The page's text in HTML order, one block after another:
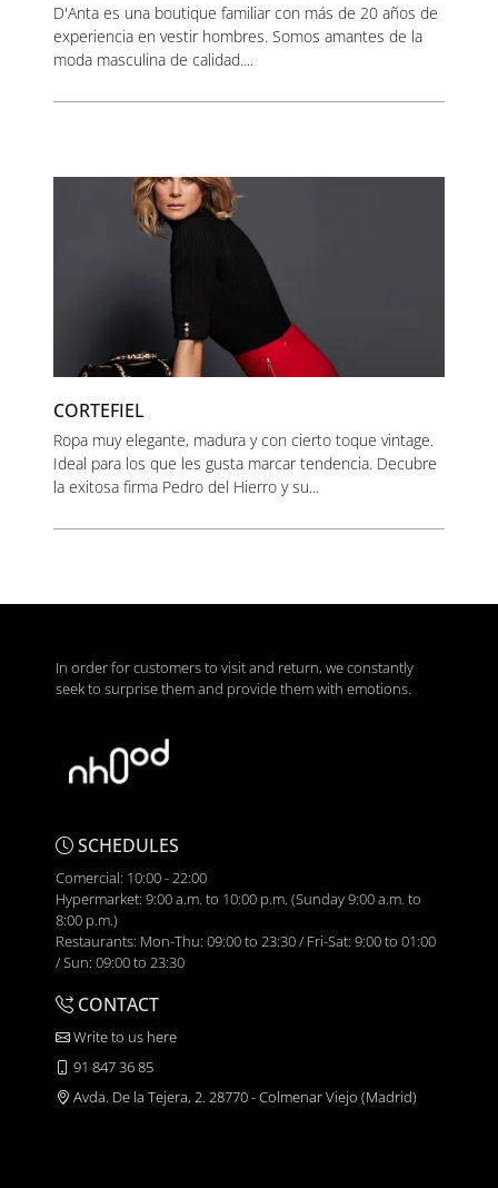
D'Anta es una boutique familiar con más de 20 años de
experiencia en vestir hombres. Somos amantes de la
moda masculina de calidad....
CORTEFIEL
Ropa muy elegante, madura y con cierto toque vintage.
Ideal para los que les gusta marcar tendencia. Decubre
la exitosa firma Pedro del Hierro y su...
In order for customers to visit and return, we constantly
seek to surprise them and provide them with emotions.
SCHEDULES
Comercial: 10:00 - 22:00
Hypermarket: 9:00 a.m. to 10:00 p.m. (Sunday 9:00 a.m. to
8:00 p.m.)
Restaurants: Mon-Thu: 09:00 to 23:30 / Fri-Sat: 9:00 to 01:00
/ Sun: 09:00 to 23:30
CONTACT
Write to us here
91 847 36 85
Avda. De la Tejera, 2. 28770 - Colmenar Viejo (Madrid)